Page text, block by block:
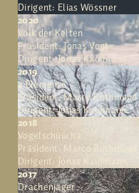
Dirigent: Elias Wössner
2020
Volk der Kelten
Präsident: Jonas Vogt
Dirigent: Jonas Kaufmann
2019
4 Elemente
Präsident: Marco Rothmund
Dirigent: Jonas Kaufmann
2018
Vogelschüücha
Präsident: Marco Rothmund
Dirigent: Jonas Kaufmann
2017
Drachenjäger